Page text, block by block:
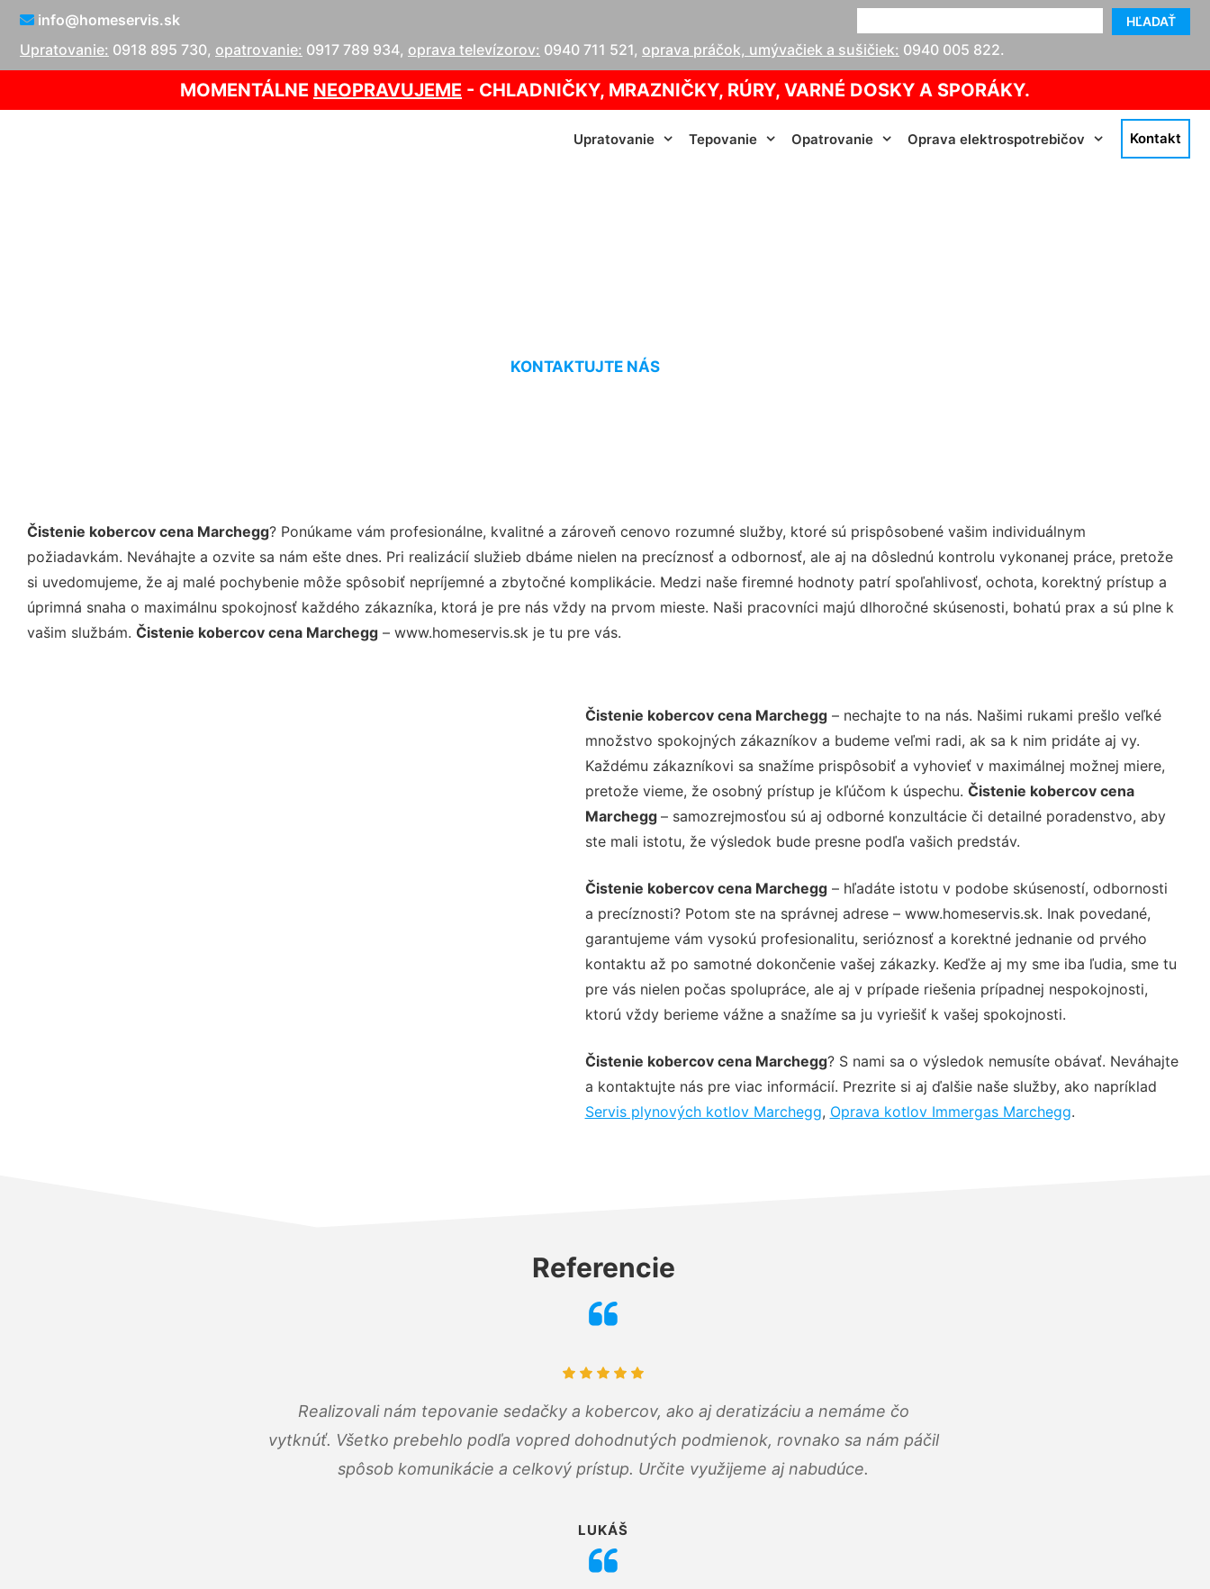
HĽADAŤ
info@homeservis.sk
Upratovanie: 0918 895 730, opatrovanie: 0917 789 934, oprava televízorov: 0940 711 521, oprava práčok, umývačiek a sušičiek: 0940 005 822.
MOMENTÁLNE NEOPRAVUJEME - CHLADNIČKY, MRAZNIČKY, RÚRY, VARNÉ DOSKY A SPORÁKY.
Upratovanie Tepovanie Opatrovanie Oprava elektrospotrebičov Kontakt
KONTAKTUJTE NÁS
Čistenie kobercov cena Marchegg? Ponúkame vám profesionálne, kvalitné a zároveň cenovo rozumné služby, ktoré sú prispôsobené vašim individuálnym
požiadavkám. Neváhajte a ozvite sa nám ešte dnes. Pri realizácií služieb dbáme nielen na precíznosť a odbornosť, ale aj na dôslednú kontrolu vykonanej práce, pretože
si uvedomujeme, že aj malé pochybenie môže spôsobiť nepríjemné a zbytočné komplikácie. Medzi naše firemné hodnoty patrí spoľahlivosť, ochota, korektný prístup a
úprimná snaha o maximálnu spokojnosť každého zákazníka, ktorá je pre nás vždy na prvom mieste. Naši pracovníci majú dlhoročné skúsenosti, bohatú prax a sú plne k
vašim službám. Čistenie kobercov cena Marchegg – www.homeservis.sk je tu pre vás.
Čistenie kobercov cena Marchegg– nechajte to na nás. Našimi rukami prešlo veľké
množstvo spokojných zákazníkov a budeme veľmi radi, ak sa k nim pridáte aj vy.
Každému zákazníkovi sa snažíme prispôsobiť a vyhovieť v maximálnej možnej miere,
pretože vieme, že osobný prístup je kľúčom k úspechu. Čistenie kobercov cena
Marchegg – samozrejmosťou sú aj odborné konzultácie či detailné poradenstvo, aby
ste mali istotu, že výsledok bude presne podľa vašich predstáv.
Čistenie kobercov cena Marchegg– hľadáte istotu v podobe skúseností, odbornosti
a precíznosti? Potom ste na správnej adrese – www.homeservis.sk. Inak povedané,
garantujeme vám vysokú profesionalitu, serióznosť a korektné jednanie od prvého
kontaktu až po samotné dokončenie vašej zákazky. Keďže aj my sme iba ľudia, sme tu
pre vás nielen počas spolupráce, ale aj v prípade riešenia prípadnej nespokojnosti,
ktorú vždy berieme vážne a snažíme sa ju vyriešiť k vašej spokojnosti.
Čistenie kobercov cena Marchegg? S nami sa o výsledok nemusíte obávať. Neváhajte
a kontaktujte nás pre viac informácií. Prezrite si aj ďalšie naše služby, ako napríklad
Servis plynových kotlov Marchegg, Oprava kotlov Immergas Marchegg.
Referencie
Realizovali nám tepovanie sedačky a kobercov, ako aj deratizáciu a nemáme čo
vytknúť. Všetko prebehlo podľa vopred dohodnutých podmienok, rovnako sa nám páčil
spôsob komunikácie a celkový prístup. Určite využijeme aj nabudúce.
LUKÁŠ